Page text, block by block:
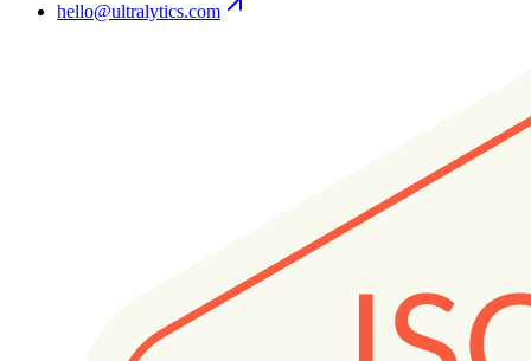
hello@ultralytics.com